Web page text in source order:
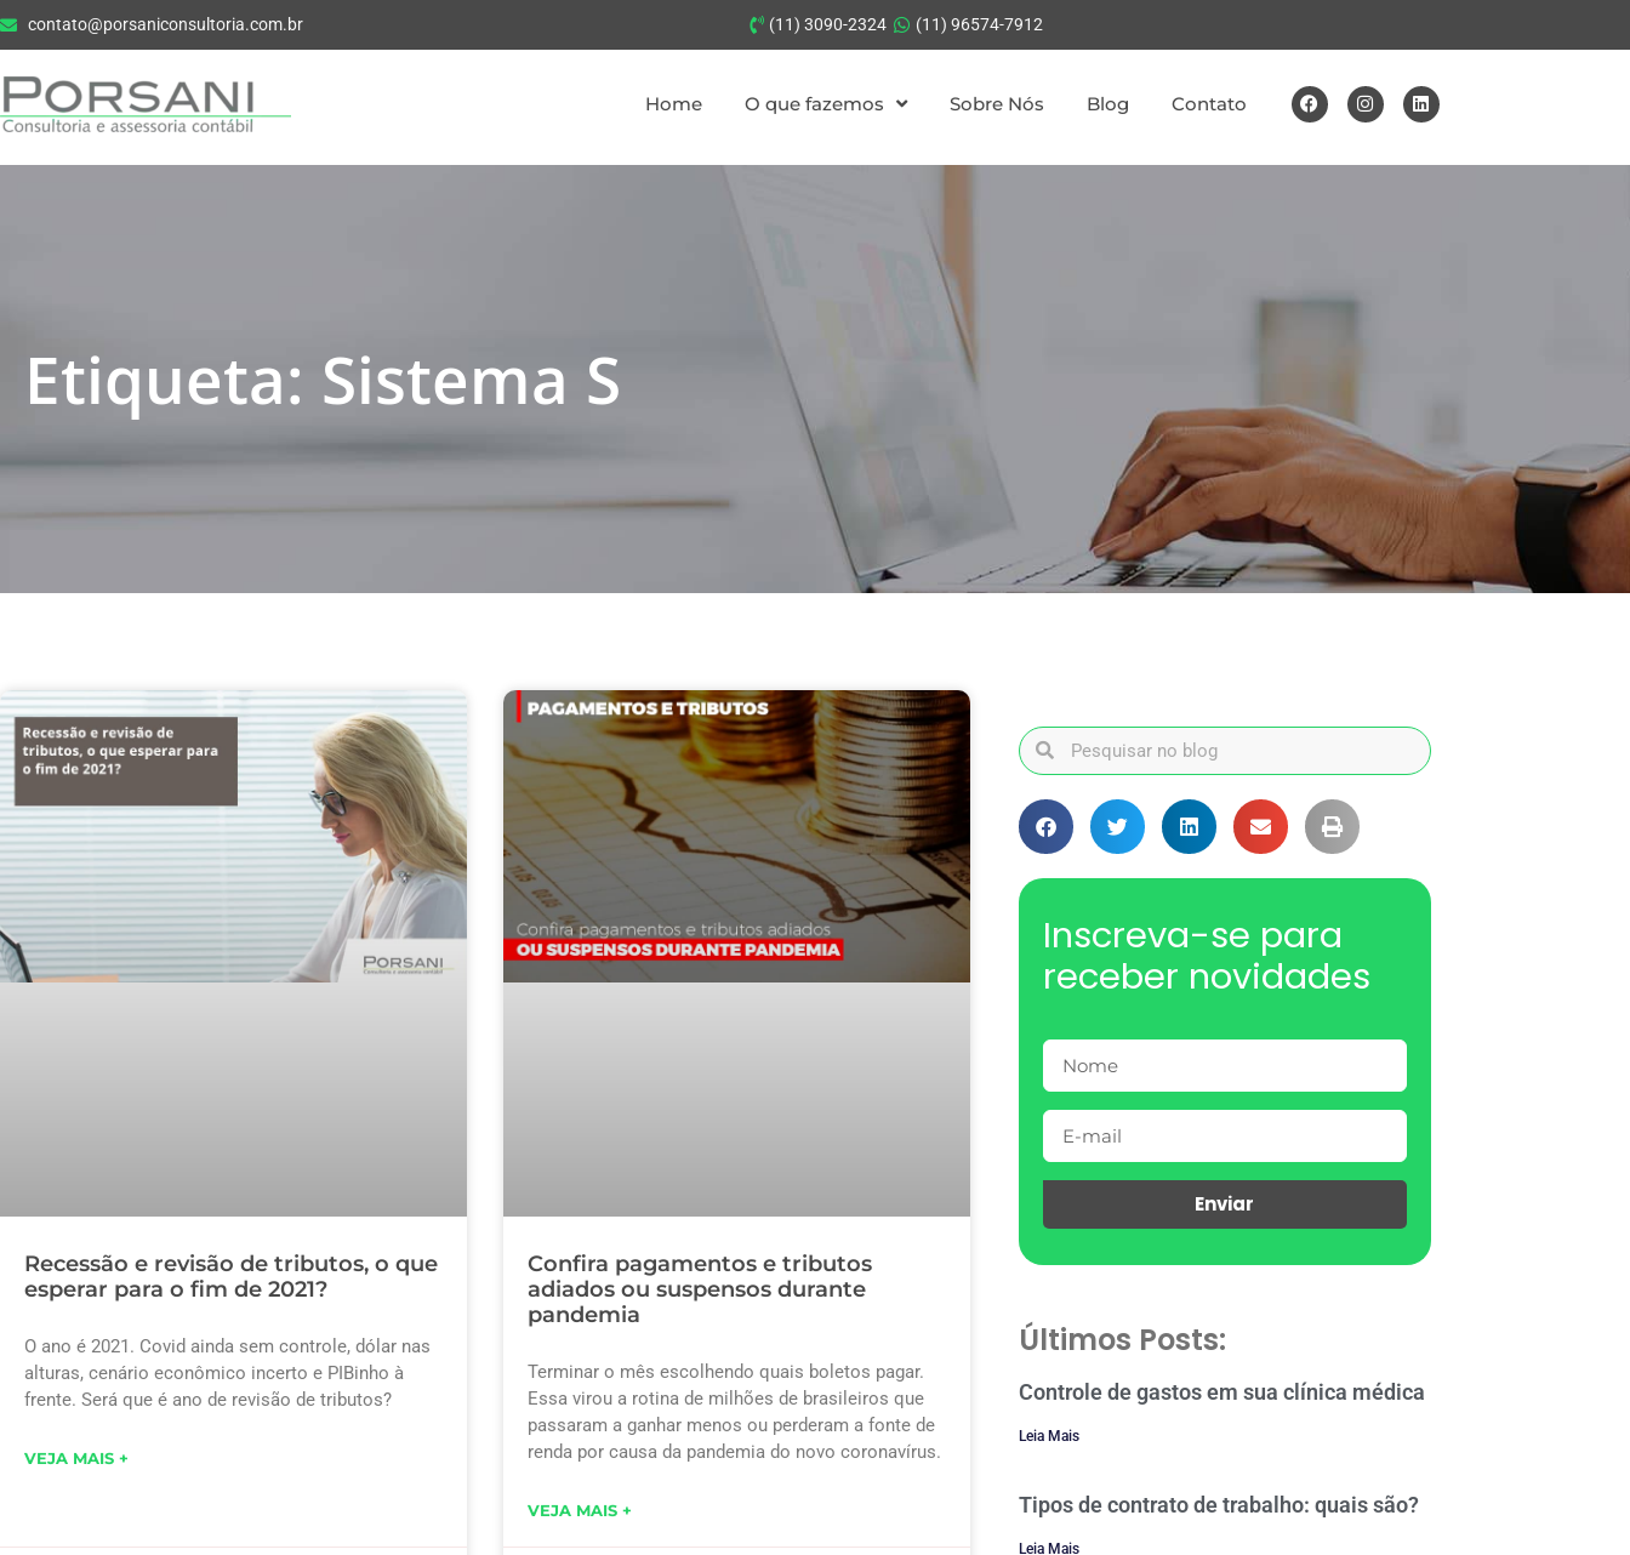
contato@porsaniconsultoria.com.br (11) 3090-2324 (11) 96574-7912
Home O que fazemos Sobre Nós Blog Contato
Etiqueta: Sistema S
Recessão e revisão de tributos, o que
esperar para o fim de 2021?
O ano é 2021. Covid ainda sem controle, dólar nas
alturas, cenário econômico incerto e PIBinho à
frente. Será que é ano de revisão de tributos?
VEJA MAIS +
Confira pagamentos e tributos
adiados ou suspensos durante
pandemia
Terminar o mês escolhendo quais boletos pagar.
Essa virou a rotina de milhões de brasileiros que
passaram a ganhar menos ou perderam a fonte de
renda por causa da pandemia do novo coronavírus.
VEJA MAIS +
Inscreva-se para
receber novidades
Enviar
Últimos Posts:
Controle de gastos em sua clínica médica
Leia Mais
Tipos de contrato de trabalho: quais são?
Leia Mais